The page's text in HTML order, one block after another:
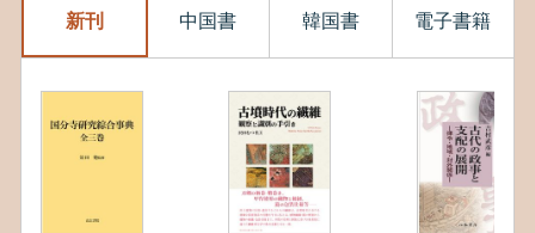
新刊 中国書 韓国書 電子書籍